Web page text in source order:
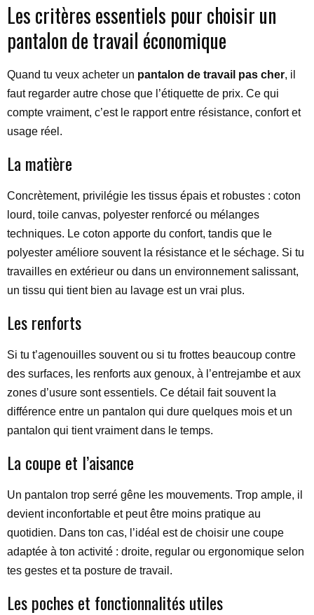
Les critères essentiels pour choisir un
pantalon de travail économique
Quand tu veux acheter un pantalon de travail pas cher, il
faut regarder autre chose que l’étiquette de prix. Ce qui
compte vraiment, c’est le rapport entre résistance, confort et
usage réel.
La matière
Concrètement, privilégie les tissus épais et robustes : coton
lourd, toile canvas, polyester renforcé ou mélanges
techniques. Le coton apporte du confort, tandis que le
polyester améliore souvent la résistance et le séchage. Si tu
travailles en extérieur ou dans un environnement salissant,
un tissu qui tient bien au lavage est un vrai plus.
Les renforts
Si tu t’agenouilles souvent ou si tu frottes beaucoup contre
des surfaces, les renforts aux genoux, à l’entrejambe et aux
zones d’usure sont essentiels. Ce détail fait souvent la
différence entre un pantalon qui dure quelques mois et un
pantalon qui tient vraiment dans le temps.
La coupe et l’aisance
Un pantalon trop serré gêne les mouvements. Trop ample, il
devient inconfortable et peut être moins pratique au
quotidien. Dans ton cas, l’idéal est de choisir une coupe
adaptée à ton activité : droite, regular ou ergonomique selon
tes gestes et ta posture de travail.
Les poches et fonctionnalités utiles